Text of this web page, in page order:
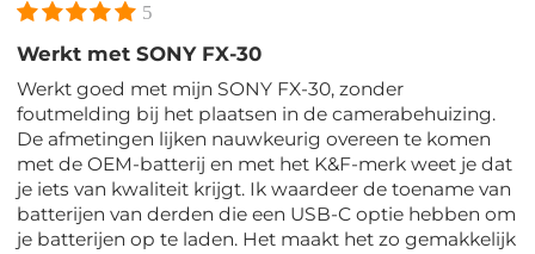
5
Werkt met SONY FX-30
Werkt goed met mijn SONY FX-30, zonder
foutmelding bij het plaatsen in de camerabehuizing.
De afmetingen lijken nauwkeurig overeen te komen
met de OEM-batterij en met het K&F-merk weet je dat
je iets van kwaliteit krijgt. Ik waardeer de toename van
batterijen van derden die een USB-C optie hebben om
je batterijen op te laden. Het maakt het zo gemakkelijk